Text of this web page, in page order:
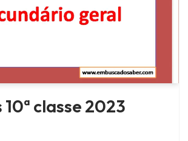
10ª classe 2023